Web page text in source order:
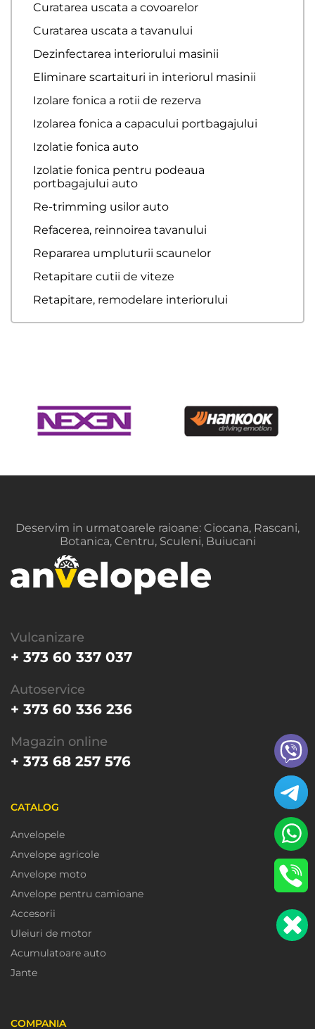
Curatarea uscata a covoarelor
Curatarea uscata a tavanului
Dezinfectarea interiorului masinii
Eliminare scartaituri in interiorul masinii
Izolare fonica a rotii de rezerva
Izolarea fonica a capacului portbagajului
Izolatie fonica auto
Izolatie fonica pentru podeaua
portbagajului auto
Re-trimming usilor auto
Refacerea, reinnoirea tavanului
Repararea umpluturii scaunelor
Retapitare cutii de viteze
Retapitare, remodelare interiorului
Deservim in urmatoarele raioane: Ciocana, Rascani,
Botanica, Centru, Sculeni, Buiucani
Vulcanizare
+ 373 60 337 037
Autoservice
+ 373 60 336 236
Magazin online
+ 373 68 257 576
CATALOG
Anvelopele
Anvelope agricole
Anvelope moto
Anvelope pentru camioane
Accesorii
Uleiuri de motor
Acumulatoare auto
Jante
COMPANIA